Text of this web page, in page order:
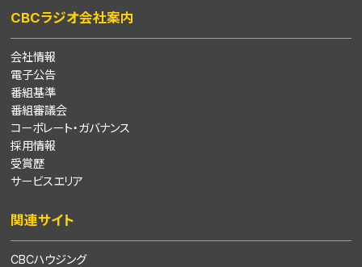
CBCラジオ会社案内
会社情報
電子公告
番組基準
番組審議会
コーポレート・ガバナンス
採用情報
受賞歴
サービスエリア
関連サイト
CBCハウジング